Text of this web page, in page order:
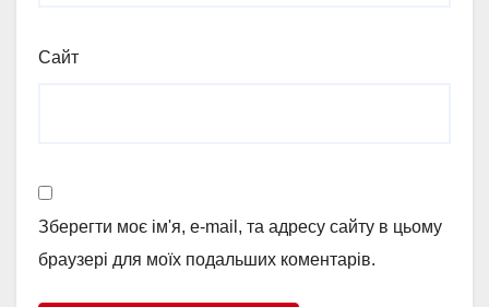
Сайт
Зберегти моє ім'я, e-mail, та адресу сайту в цьому
браузері для моїх подальших коментарів.